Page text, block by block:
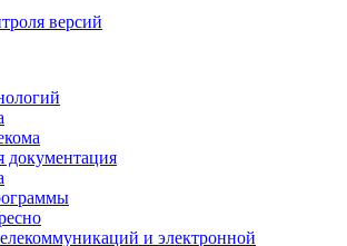
версий
документация
и электронной